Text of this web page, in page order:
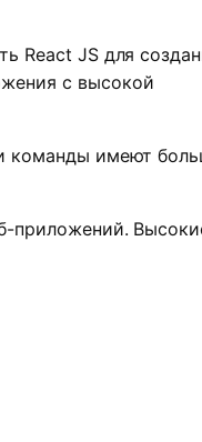
React JS для
с высокой
команды имеют
приложений.